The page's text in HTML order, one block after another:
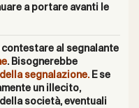
a portare avanti le
al segnalante
. Bisognerebbe
segnalazione.E se
un illecito,
società, eventuali